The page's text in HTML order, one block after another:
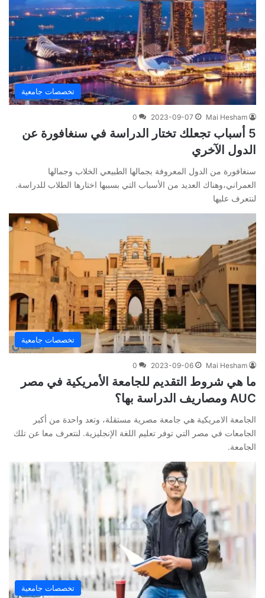
تخصصات جامعية
Mai Hesham
2023-09-07
0
5 أسباب تجعلك تختار الدراسة في سنغافورة عن
الدول الآخري
سنغافورة من الدول المعروفة بجمالها الطبيعي الخلاب وجمالها
العمراني،وهناك العديد من الأسباب التي بسببها اختارها الطلاب للدراسة.
لنتعرف عليها
تخصصات جامعية
Mai Hesham
2023-09-06
0
ما هي شروط التقديم للجامعة الأمريكية في مصر
AUC ومصاريف الدراسة بها؟
الجامعة الامريكية هي جامعة مصرية مستقلة، وتعد واحدة من أكبر
الجامعات في مصر التي توفر تعليم اللغة الإنجليزية. لنتعرف معا عن تلك
الجامعة.
تخصصات جامعية